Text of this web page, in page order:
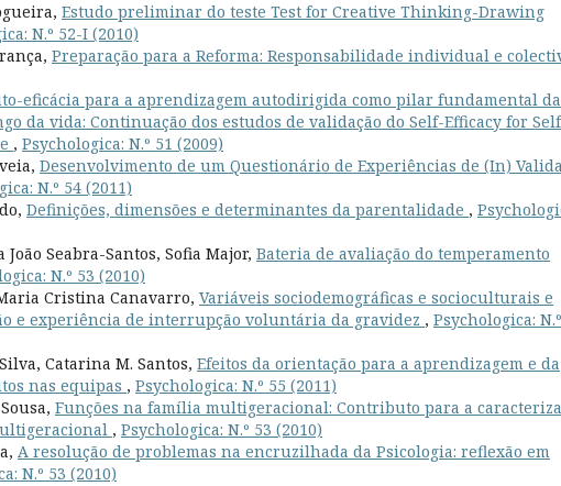
Estudo preliminar do teste Test for Creative Thinking-Drawing
N.º 52-I (2010)
Preparação para a Reforma: Responsabilidade individual e
eficácia para a aprendizagem autodirigida como pilar fundamental da
da vida: Continuação dos estudos de validação do Self-Efficacy for
, Psychologica: N.º 51 (2009)
Desenvolvimento de um Questionário de Experiências de (In)
N.º 54 (2011)
Definições, dimensões e determinantes da parentalidade ,
Seabra-Santos, Sofia Major, Bateria de avaliação do temperamento
N.º 53 (2010)
Cristina Canavarro, Variáveis sociodemográficas e socioculturais e
e experiência de interrupção voluntária da gravidez , Psychologica: N.º
Catarina M. Santos, Efeitos da orientação para a aprendizagem e da
nas equipas , Psychologica: N.º 55 (2011)
Funções na família multigeracional: Contributo para a
, Psychologica: N.º 53 (2010)
A resolução de problemas na encruzilhada da Psicologia: reflexão em
N.º 53 (2010)